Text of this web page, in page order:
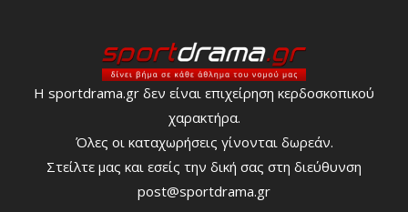
Η sportdrama.gr δεν είναι επιχείρηση κερδοσκοπικού
χαρακτήρα.
Όλες οι καταχωρήσεις γίνονται δωρεάν.
Στείλτε μας και εσείς την δική σας στη διεύθυνση
post@sportdrama.gr